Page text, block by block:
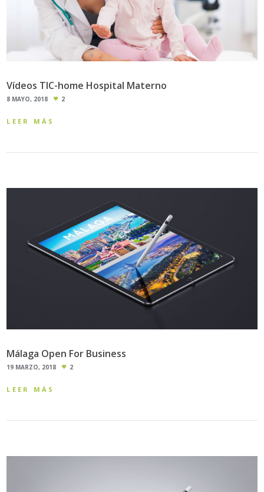
Vídeos TIC-home Hospital Materno
8 MAYO, 2018 2
LEER MÁS
Málaga Open For Business
19 MARZO, 2018 2
LEER MÁS